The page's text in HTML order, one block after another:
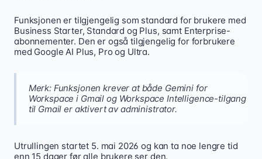
Funksjonen er tilgjengelig som standard for brukere med
Business Starter, Standard og Plus, samt Enterprise-
abonnementer. Den er også tilgjengelig for forbrukere
med Google AI Plus, Pro og Ultra.
Merk: Funksjonen krever at både Gemini for
Workspace i Gmail og Workspace Intelligence-tilgang
til Gmail er aktivert av administrator.
Utrullingen startet 5. mai 2026 og kan ta noe lengre tid
enn 15 dager før alle brukere ser den.